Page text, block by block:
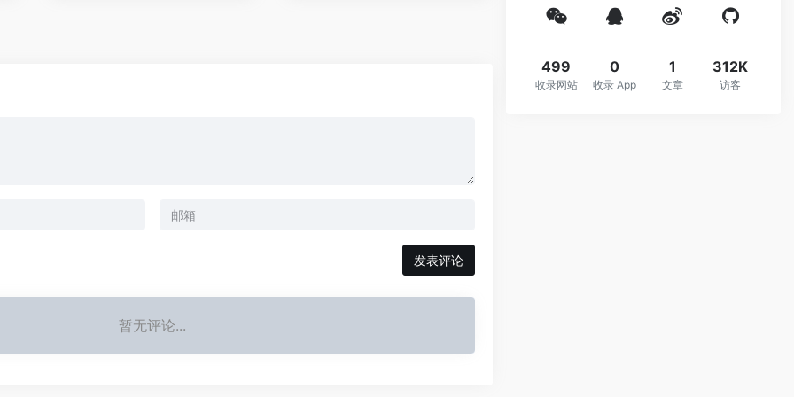
发表评论
暂无评论...
499
收录网站
0
收录 App
1
文章
312K
访客